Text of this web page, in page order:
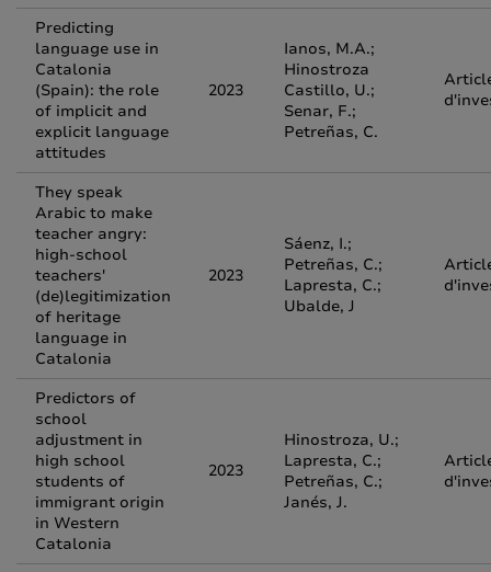
Predicting
language use in
Catalonia
(Spain): the role
of implicit and
explicit language
attitudes
2023
Ianos, M.A.;
Hinostroza
Castillo, U.;
Senar, F.;
Petreñas, C.
They speak
Arabic to make
teacher angry:
high-school
teachers'
(de)legitimization
of heritage
language in
Catalonia
2023
Sáenz, I.;
Petreñas, C.;
Lapresta, C.;
Ubalde, J
Predictors of
school
adjustment in
high school
students of
immigrant origin
in Western
Catalonia
2023
Hinostroza, U.;
Lapresta, C.;
Petreñas, C.;
Janés, J.